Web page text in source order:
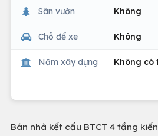
Sân vườn Không
Chỗ để xe Không
Năm xây dựng Không có
Bán nhà kết cấu BTCT 4 tầng